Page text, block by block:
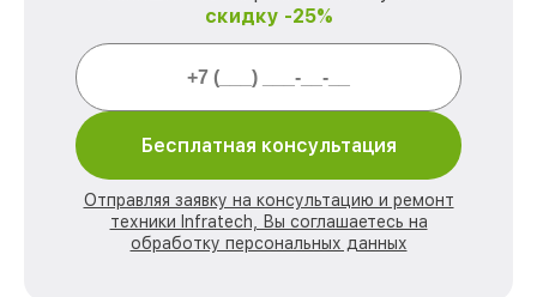
скидку -25%
Бесплатная консультация
Отправляя заявку на консультацию и ремонт
техники Infratech, Вы соглашаетесь на
обработку персональных данных